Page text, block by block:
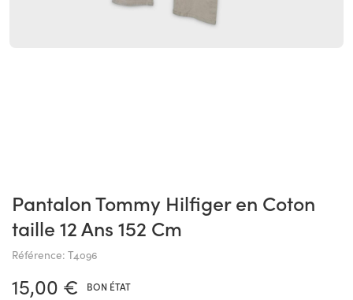
Pantalon Tommy Hilfiger en Coton
taille 12 Ans 152 Cm
Référence: T4096
15,00 € BON ÉTAT